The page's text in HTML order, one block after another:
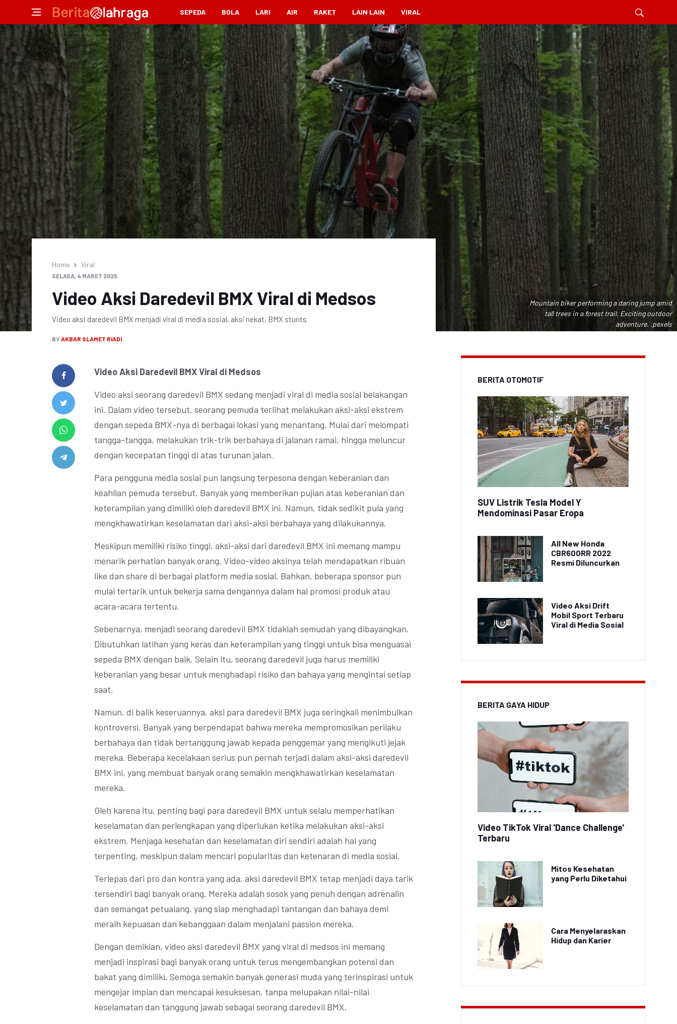
SEPEDA BOLA LARI AIR RAKET LAIN LAIN VIRAL
Mountain biker performing a daring jump amid
tall trees in a forest trail. Exciting outdoor
adventure. .pexels
Home Viral
SELASA, 4 MARET 2025
Video Aksi Daredevil BMX Viral di Medsos
Video aksi daredevil BMX menjadi viral di media sosial, aksi nekat, BMX stunts
BY AKBAR SLAMET RIADI
Video Aksi Daredevil BMX Viral di Medsos
Video aksi seorang daredevil BMX sedang menjadi viral di media sosial belakangan
ini. Dalam video tersebut, seorang pemuda terlihat melakukan aksi-aksi ekstrem
dengan sepeda BMX-nya di berbagai lokasi yang menantang. Mulai dari melompati
tangga-tangga, melakukan trik-trik berbahaya di jalanan ramai, hingga meluncur
dengan kecepatan tinggi di atas turunan jalan.
Para pengguna media sosial pun langsung terpesona dengan keberanian dan
keahlian pemuda tersebut. Banyak yang memberikan pujian atas keberanian dan
keterampilan yang dimiliki oleh daredevil BMX ini. Namun, tidak sedikit pula yang
mengkhawatirkan keselamatan dari aksi-aksi berbahaya yang dilakukannya.
Meskipun memiliki risiko tinggi, aksi-aksi dari daredevil BMX ini memang mampu
menarik perhatian banyak orang. Video-video aksinya telah mendapatkan ribuan
like dan share di berbagai platform media sosial. Bahkan, beberapa sponsor pun
mulai tertarik untuk bekerja sama dengannya dalam hal promosi produk atau
acara-acara tertentu.
Sebenarnya, menjadi seorang daredevil BMX tidaklah semudah yang dibayangkan.
Dibutuhkan latihan yang keras dan keterampilan yang tinggi untuk bisa menguasai
sepeda BMX dengan baik. Selain itu, seorang daredevil juga harus memiliki
keberanian yang besar untuk menghadapi risiko dan bahaya yang mengintai setiap
saat.
Namun, di balik keseruannya, aksi para daredevil BMX juga seringkali menimbulkan
kontroversi. Banyak yang berpendapat bahwa mereka mempromosikan perilaku
berbahaya dan tidak bertanggung jawab kepada penggemar yang mengikuti jejak
mereka. Beberapa kecelakaan serius pun pernah terjadi dalam aksi-aksi daredevil
BMX ini, yang membuat banyak orang semakin mengkhawatirkan keselamatan
mereka.
Oleh karena itu, penting bagi para daredevil BMX untuk selalu memperhatikan
keselamatan dan perlengkapan yang diperlukan ketika melakukan aksi-aksi
ekstrem. Menjaga kesehatan dan keselamatan diri sendiri adalah hal yang
terpenting, meskipun dalam mencari popularitas dan ketenaran di media sosial.
Terlepas dari pro dan kontra yang ada, aksi daredevil BMX tetap menjadi daya tarik
tersendiri bagi banyak orang. Mereka adalah sosok yang penuh dengan adrenalin
dan semangat petualang, yang siap menghadapi tantangan dan bahaya demi
meraih kepuasan dan kebanggaan dalam menjalani passion mereka.
Dengan demikian, video aksi daredevil BMX yang viral di medsos ini memang
menjadi inspirasi bagi banyak orang untuk terus mengembangkan potensi dan
bakat yang dimiliki. Semoga semakin banyak generasi muda yang terinspirasi untuk
mengejar impian dan mencapai kesuksesan, tanpa melupakan nilai-nilai
keselamatan dan tanggung jawab sebagai seorang daredevil BMX.
BERITA OTOMOTIF
SUV Listrik Tesla Model Y
Mendominasi Pasar Eropa
All New Honda
CBR600RR 2022
Resmi Diluncurkan
Video Aksi Drift
Mobil Sport Terbaru
Viral di Media Sosial
BERITA GAYA HIDUP
Video TikTok Viral 'Dance Challenge'
Terbaru
Mitos Kesehatan
yang Perlu Diketahui
Cara Menyelaraskan
Hidup dan Karier